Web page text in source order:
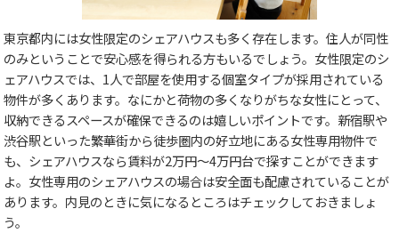
東京都内には女性限定のシェアハウスも多く存在します。住人が同性
のみということで安心感を得られる方もいるでしょう。女性限定のシ
ェアハウスでは、1人で部屋を使用する個室タイプが採用されている
物件が多くあります。なにかと荷物の多くなりがちな女性にとって、
収納できるスペースが確保できるのは嬉しいポイントです。新宿駅や
渋谷駅といった繁華街から徒歩圏内の好立地にある女性専用物件で
も、シェアハウスなら賃料が2万円～4万円台で探すことができます
よ。女性専用のシェアハウスの場合は安全面も配慮されていることが
あります。内見のときに気になるところはチェックしておきましょ
う。